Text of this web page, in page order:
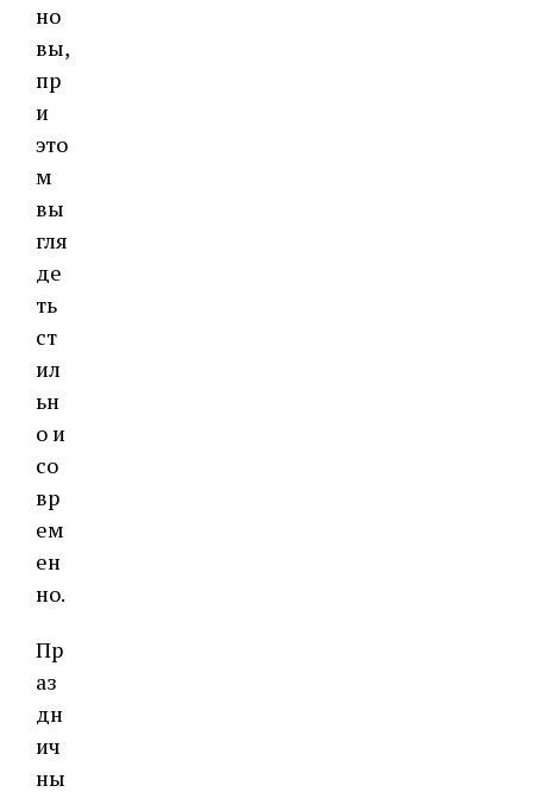
но
вы,
пр
и
это
м
вы
гля
де
ть
ст
ил
ьн
о и
со
вр
ем
ен
но.
Пр
аз
дн
ич
ны